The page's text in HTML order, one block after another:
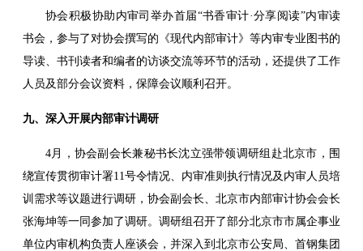
协会积极协助内审司举办首届“书香审计·分享阅读”内审读
书会，参与了对协会撰写的《现代内部审计》等内审专业图书的
导读、书刊读者和编者的访谈交流等环节的活动，还提供了工作
人员及部分会议资料，保障会议顺利召开。
九、深入开展内部审计调研
4月，协会副会长兼秘书长沈立强带领调研组赴北京市，围
绕宣传贯彻审计署11号令情况、内审准则执行情况及内审人员培
训需求等议题进行调研，协会副会长、北京市内部审计协会会长
张海坤等一同参加了调研。调研组召开了部分北京市市属企事业
单位内审机构负责人座谈会，并深入到北京市公安局、首钢集团